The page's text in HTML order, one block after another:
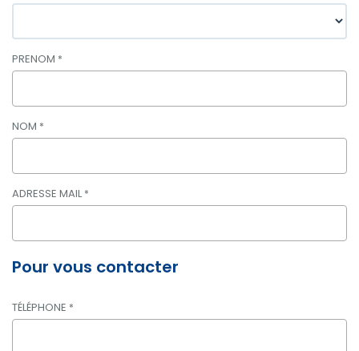
PRENOM *
NOM *
ADRESSE MAIL*
Pour vous contacter
TÉLÉPHONE *